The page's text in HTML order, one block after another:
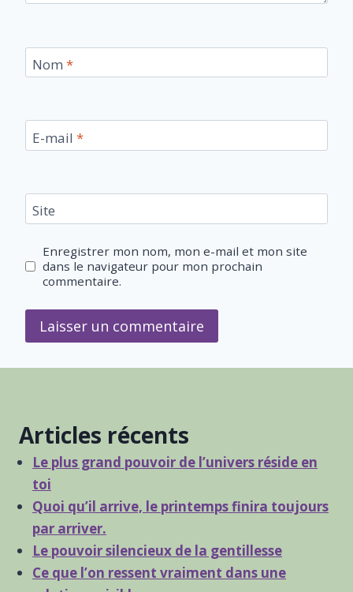
Nom *
E-mail *
Site
Enregistrer mon nom, mon e-mail et mon site
dans le navigateur pour mon prochain
commentaire.
Articles récents
Le plus grand pouvoir de l’univers réside en
toi
Quoi qu’il arrive, le printemps finira toujours
par arriver.
Le pouvoir silencieux de la gentillesse
Ce que l’on ressent vraiment dans une